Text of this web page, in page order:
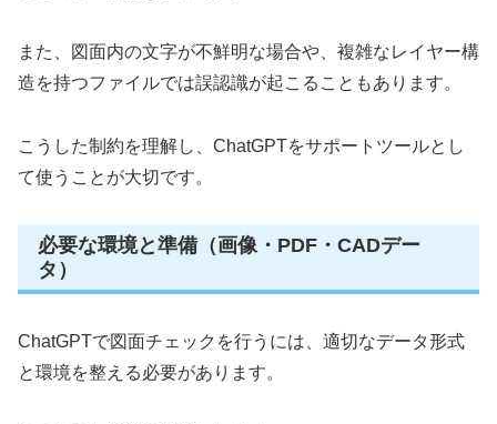
また、図面内の文字が不鮮明な場合や、複雑なレイヤー構
造を持つファイルでは誤認識が起こることもあります。
こうした制約を理解し、ChatGPTをサポートツールとし
て使うことが大切です。
必要な環境と準備（画像・PDF・CADデー
タ）
ChatGPTで図面チェックを行うには、適切なデータ形式
と環境を整える必要があります。